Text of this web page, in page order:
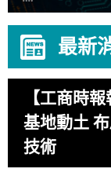
最新
【工商時
基地動土
技術